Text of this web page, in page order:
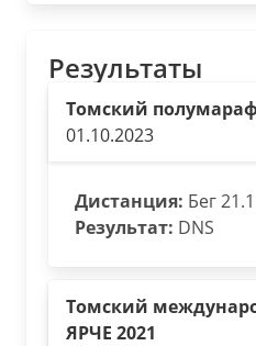
Результаты
Томский
01.10.2023
Дистанция: Бег
Результат: DNS
Томский
ЯРЧЕ 2021